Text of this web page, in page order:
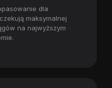
dla
maksymalnej
na najwyższym